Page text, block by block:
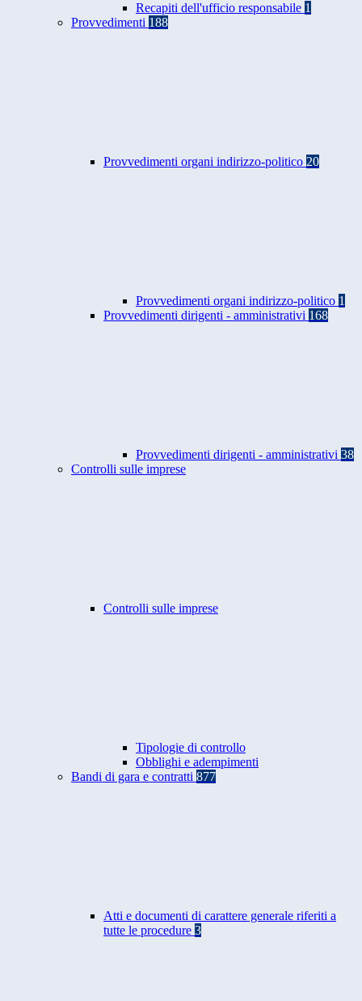
Recapiti dell'ufficio responsabile 1
Provvedimenti 188
Provvedimenti organi indirizzo-politico 20
Provvedimenti organi indirizzo-politico 1
Provvedimenti dirigenti - amministrativi 168
Provvedimenti dirigenti - amministrativi 38
Controlli sulle imprese
Controlli sulle imprese
Tipologie di controllo
Obblighi e adempimenti
Bandi di gara e contratti 877
Atti e documenti di carattere generale riferiti a
tutte le procedure 3